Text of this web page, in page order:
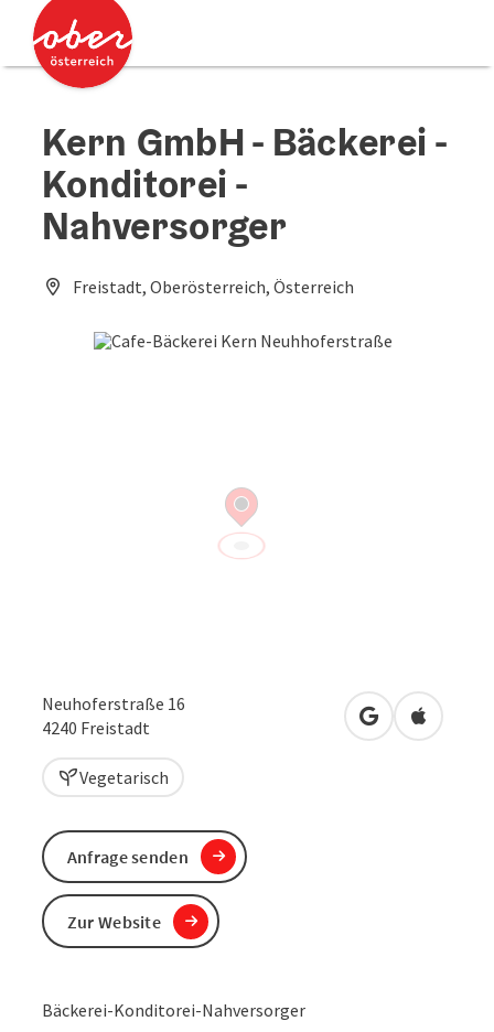
Zum Inhalt
Zum Seitenanfang
Kern GmbH - Bäckerei -
Konditorei -
Nahversorger
Freistadt, Oberösterreich, Österreich
Neuhoferstraße 16
4240 Freistadt in Googlein Apple
Vegetarisch
Bäckerei-Konditorei-Nahversorger
Anfrage senden
Zur Website